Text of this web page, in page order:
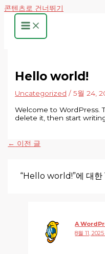
콘텐츠로 건너뛰기
Hello world!
Uncategorized /5월 24,
Welcome to WordPress.
delete it, then start
← 이전 글
“Hello world!”에 대한
A
8월 11,